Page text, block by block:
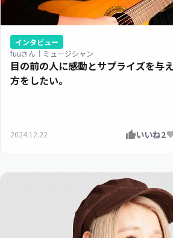
インタビュー
fuuさん｜ミュージシャン
目の前の人に感動とサプライズを与
方をしたい。
2024.12.22 いいね2